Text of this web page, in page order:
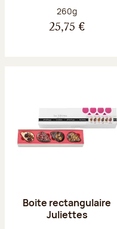
Poids net :
260g
25,75 €
Boite rectangulaire
Juliettes